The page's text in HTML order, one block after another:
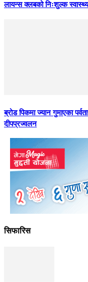
लायन्स क्लबको निःशुल्क स्वास्थ्य
ब्रोड पिकमा ज्यान गुमाएका
दीपप्रज्वलन
सिफारिस